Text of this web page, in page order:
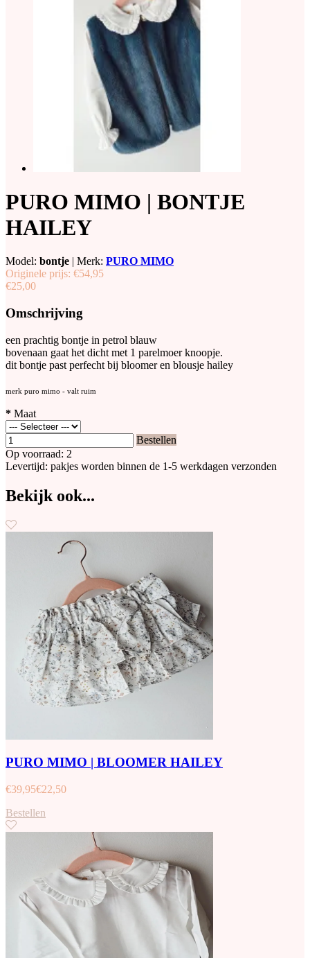
PURO MIMO | BONTJE
HAILEY
Model: bontje | Merk: PURO MIMO
Originele prijs: €54,95
€25,00
Omschrijving
een prachtig bontje in petrol blauw
bovenaan gaat het dicht met 1 parelmoer knoopje.
dit bontje past perfecht bij bloomer en blousje hailey
merk puro mimo - valt ruim
* Maat
Bestellen
Op voorraad: 2
Levertijd: pakjes worden binnen de 1-5 werkdagen verzonden
Bekijk ook...
PURO MIMO | BLOOMER HAILEY
€39,95€22,50
Bestellen